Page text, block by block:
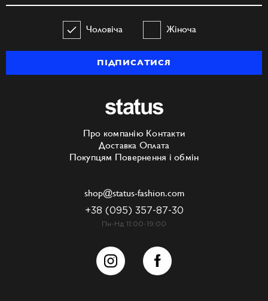
Чоловіча Жіноча
ПІДПИСАТИСЯ
Про компанію Контакти
Доставка Оплата
Покупцям Повернення і обмін
shop@status-fashion.com
+38 (095) 357-87-30
Пн-Нд 11:00-19:00